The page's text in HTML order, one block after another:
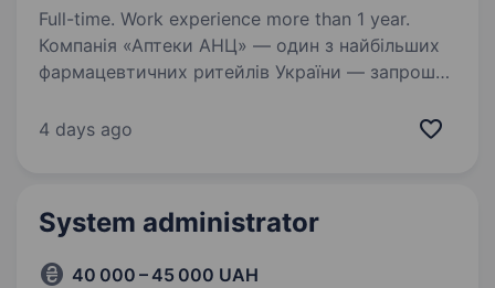
Full-time. Work experience more than 1 year.
Компанія «Аптеки АНЦ» — один з найбільших
фармацевтичних ритейлів України — запрошує
системну адміністраторку. Основні обов’язки:
4 days ago
System administrator
40 000 – 45 000 UAH